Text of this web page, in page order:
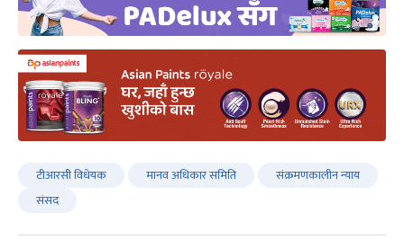
टीआरसी विधेयक मानव अधिकार समिति
संक्रमणकालीन न्याय
संसद